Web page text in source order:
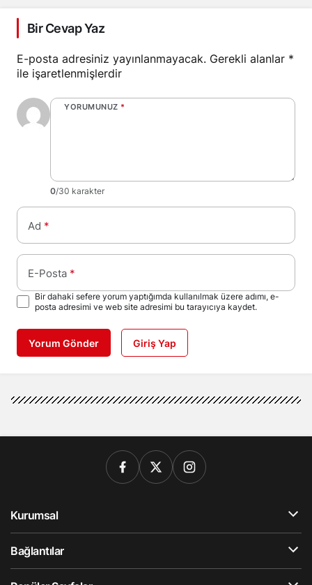
Bir Cevap Yaz
E-posta adresiniz yayınlanmayacak. Gerekli alanlar *
ile işaretlenmişlerdir
YORUMUNUZ *
0/30 karakter
Ad *
E-Posta *
Bir dahaki sefere yorum yaptığımda kullanılmak üzere adımı, e-
posta adresimi ve web site adresimi bu tarayıcıya kaydet.
Yorum Gönder Giriş Yap
Kurumsal
Bağlantılar